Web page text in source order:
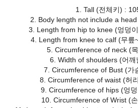
1. Tall (전체키) :
2. Body length not include a
3. Length from hip to knee (엉덩
4. Length from knee to calf (무릎
5. Circumference of neck (
6. Width of shoulders (어깨
7. Circumference of Bust (가
8. Circumference of waist (허
9. Circumference of hips (엉
10. Circumference of Wrist (